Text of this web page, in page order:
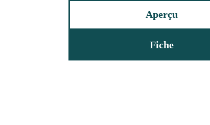
Aperçu
Fiche